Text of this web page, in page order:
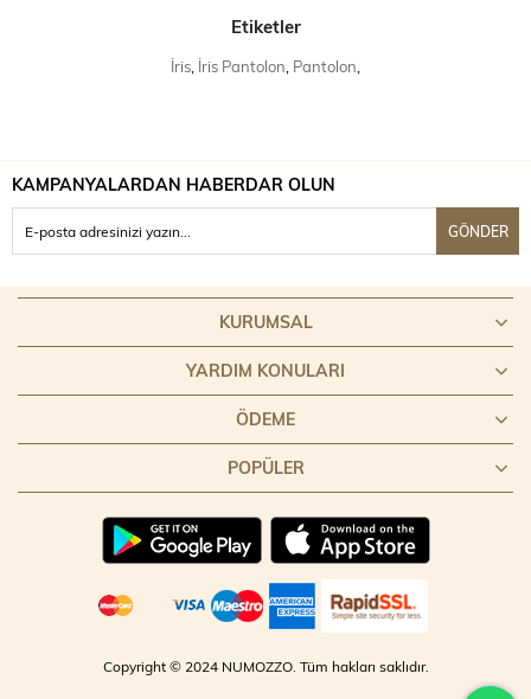
Etiketler
İris İris Pantolon Pantolon
KAMPANYALARDAN HABERDAR OLUN
GÖNDER
KURUMSAL
YARDIM KONULARI
ÖDEME
POPÜLER
Copyright © 2024 NUMOZZO. Tüm hakları saklıdır.